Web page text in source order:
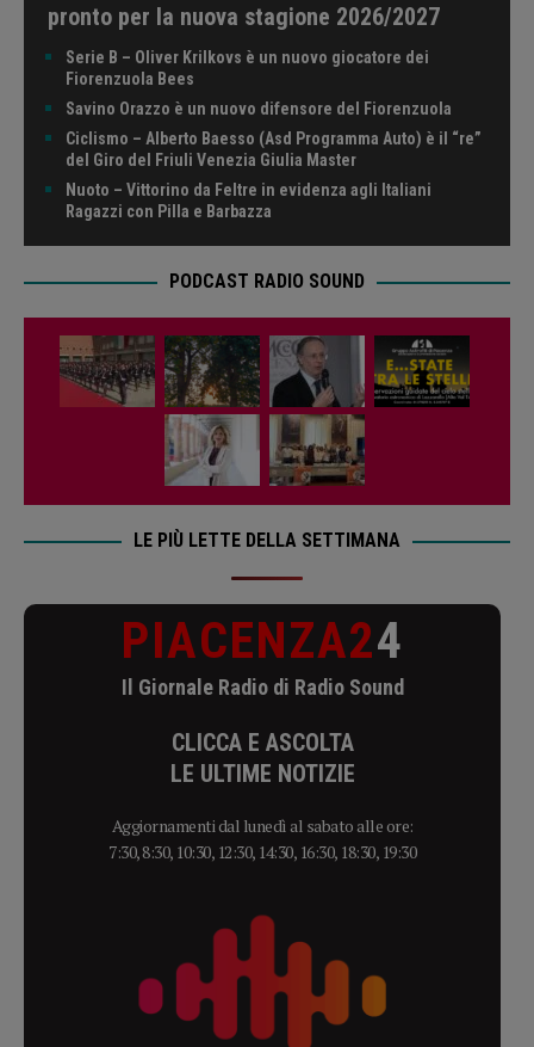
pronto per la nuova stagione 2026/2027
Serie B – Oliver Krilkovs è un nuovo giocatore dei
Fiorenzuola Bees
Savino Orazzo è un nuovo difensore del Fiorenzuola
Ciclismo – Alberto Baesso (Asd Programma Auto) è il “re”
del Giro del Friuli Venezia Giulia Master
Nuoto – Vittorino da Feltre in evidenza agli Italiani
Ragazzi con Pilla e Barbazza
PODCAST RADIO SOUND
LE PIÙ LETTE DELLA SETTIMANA
PIACENZA24
Il Giornale Radio di Radio Sound
CLICCA E ASCOLTA
LE ULTIME NOTIZIE
Aggiornamenti dal lunedì al sabato alle ore:
7:30, 8:30, 10:30, 12:30, 14:30, 16:30, 18:30, 19:30